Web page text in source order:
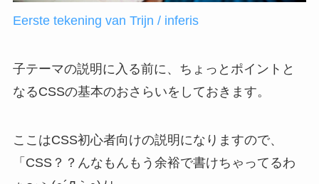
Eerste tekening van Trijn / inferis
子テーマの説明に入る前に、ちょっとポイントと
なるCSSの基本のおさらいをしておきます。
ここはCSS初心者向けの説明になりますので、
「CSS？？んなもんもう余裕で書けちゃってるわ